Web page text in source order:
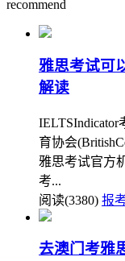
recommend
雅思考试可
解读
育协会
雅思考试官方
考...
阅读(3380) 报
去澳门考雅